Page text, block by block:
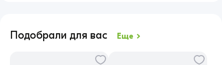
Подобрали для вас Еще